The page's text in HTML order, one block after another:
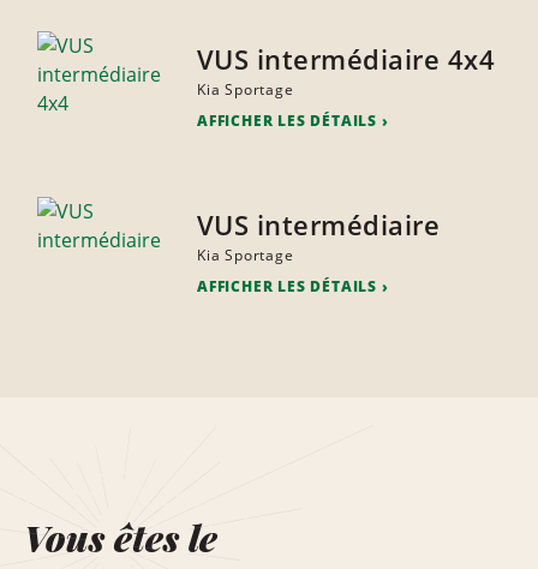
VUS intermédiaire 4x4
Kia Sportage
AFFICHER LES DÉTAILS
VUS intermédiaire
Kia Sportage
AFFICHER LES DÉTAILS
Vous êtes le